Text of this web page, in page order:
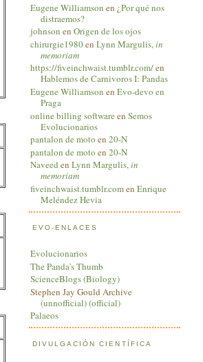
Eugene Williamson en ¿Por qué nos
distraemos?
johnson en Origen de los ojos
chirurgie1980en Lynn Margulis,in
memoriam
https://fiveinchwaist.tumblr.com/en
Hablemos de Carnivoros I: Pandas
Eugene Williamson en Evo-devo en
Praga
online billing software en Semos
Evolucionarios
pantalon de moto en 20-N
pantalon de moto en 20-N
Naveed en Lynn Margulis,in
memoriam
fiveinchwaist.tumblr.comen Enrique
Meléndez Hevia
EVO-ENLACES
Evolucionarios
The Panda's Thumb
ScienceBlogs (Biology)
Stephen Jay Gould Archive
(unnofficial)(official)
Palaeos
DIVULGACIÓN CIENTÍFICA